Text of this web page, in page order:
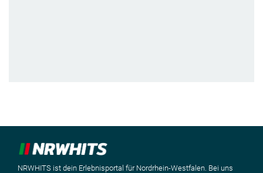
NRWHITS ist dein Erlebnisportal für Nordrhein-Westfalen. Bei uns